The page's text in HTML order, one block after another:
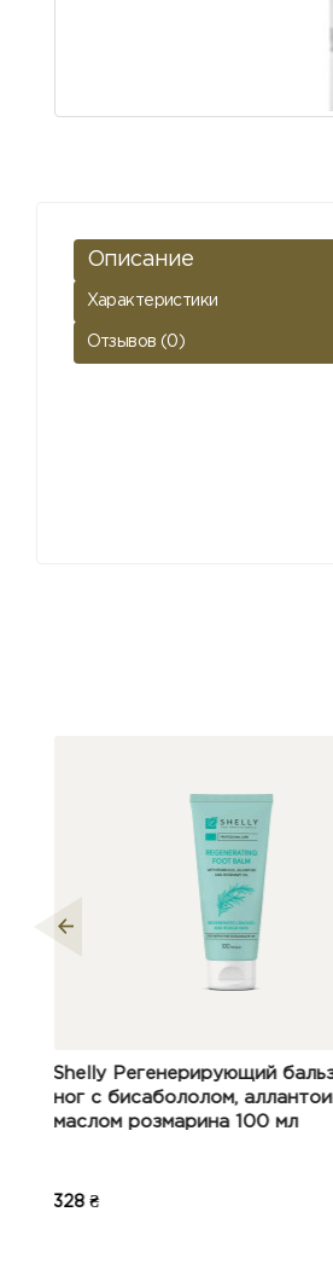
Описание
Характеристики
Отзывов (0)
бальзам для
аллантоином и
100 мл
DARK
(150/